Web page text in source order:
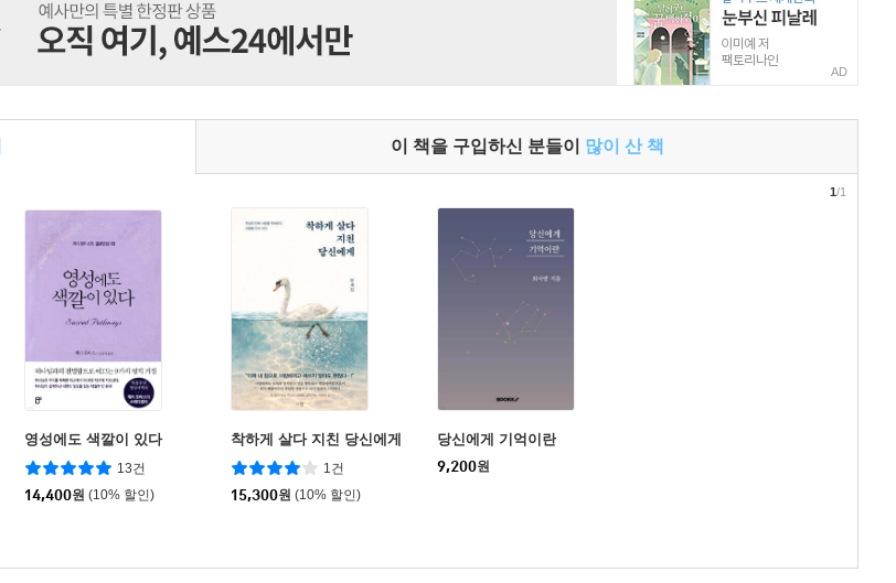
AD
이 책을 구입하신 분들이 많이 산 책
영성에도 색깔이 있다
13건
14,400원 (10% 할인)
착하게 살다 지친 당신에게
1건
15,300원 (10% 할인)
당신에게 기억이란
9,200원
1/1